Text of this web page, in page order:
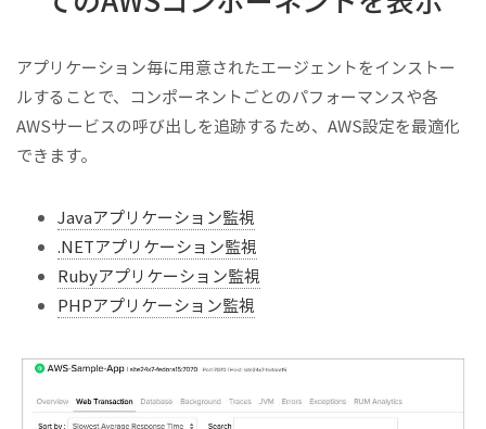
アプリケーション毎に用意されたエージェントをインストー
ルすることで、コンポーネントごとのパフォーマンスや各
AWSサービスの呼び出しを追跡するため、AWS設定を最適化
できます。
Javaアプリケーション監視
.NETアプリケーション監視
Rubyアプリケーション監視
PHPアプリケーション監視